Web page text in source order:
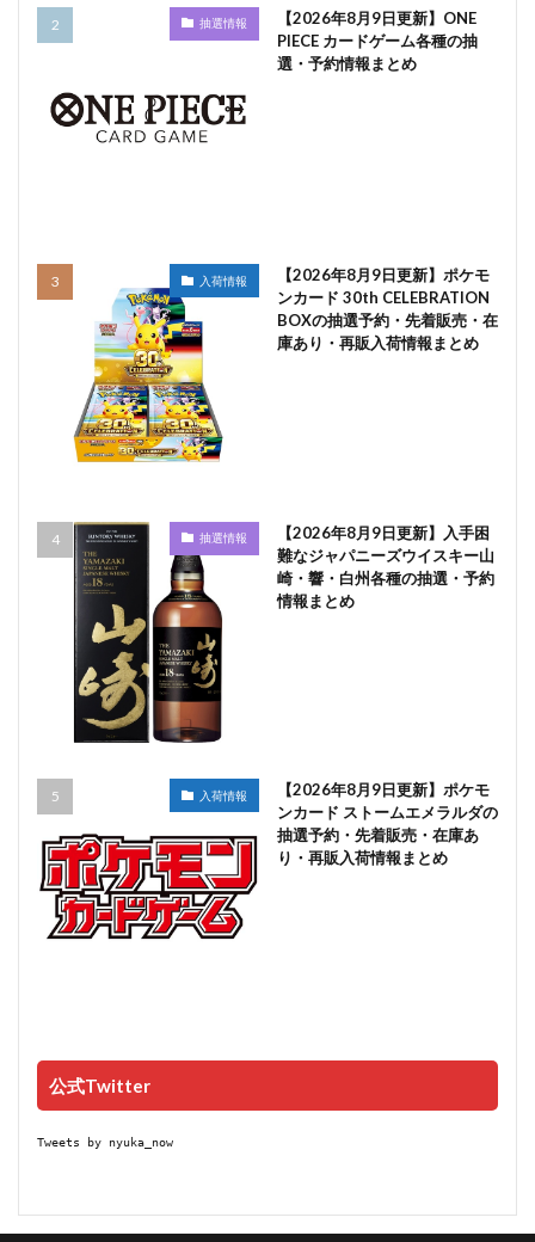
抽選情報
【2026年8月9日更新】ONE
PIECE カードゲーム各種の抽
選・予約情報まとめ
入荷情報
【2026年8月9日更新】ポケモ
ンカード 30th CELEBRATION
BOXの抽選予約・先着販売・在
庫あり・再販入荷情報まとめ
抽選情報
【2026年8月9日更新】入手困
難なジャパニーズウイスキー山
崎・響・白州各種の抽選・予約
情報まとめ
入荷情報
【2026年8月9日更新】ポケモ
ンカード ストームエメラルダの
抽選予約・先着販売・在庫あ
り・再販入荷情報まとめ
公式Twitter
Tweets by nyuka_now